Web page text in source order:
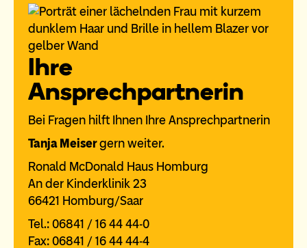
Ihre
Ansprechpartnerin
Bei Fragen hilft Ihnen Ihre Ansprechpartnerin
Tanja Meisergern weiter.
Ronald McDonald Haus Homburg
An der Kinderklinik 23
66421 Homburg/Saar
Tel.: 06841 / 16 44 44-0
Fax: 06841 / 16 44 44-4